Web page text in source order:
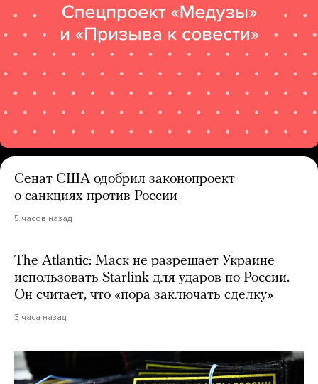
Сенат США одобрил законопроект
о санкциях против России
5 часов назад
The Atlantic: Маск не разрешает Украине
использовать Starlink для ударов по России.
Он считает, что «пора заключать сделку»
3 часа назад